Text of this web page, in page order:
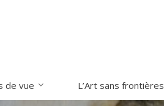
de vue L’Art sans frontières